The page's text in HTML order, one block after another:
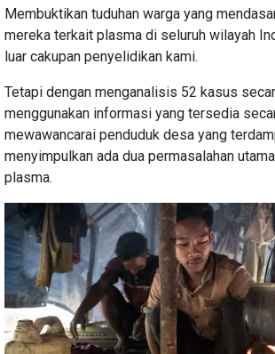
Membuktikan tuduhan warga yang
mereka terkait plasma di seluruh wilayah
luar cakupan penyelidikan kami.
Tetapi dengan menganalisis 52 kasus
menggunakan informasi yang tersedia
mewawancarai penduduk desa yang
menyimpulkan ada dua permasalahan
plasma.